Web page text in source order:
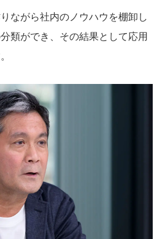
ながら社内のノウハウを棚卸し
類ができ、その結果として応用